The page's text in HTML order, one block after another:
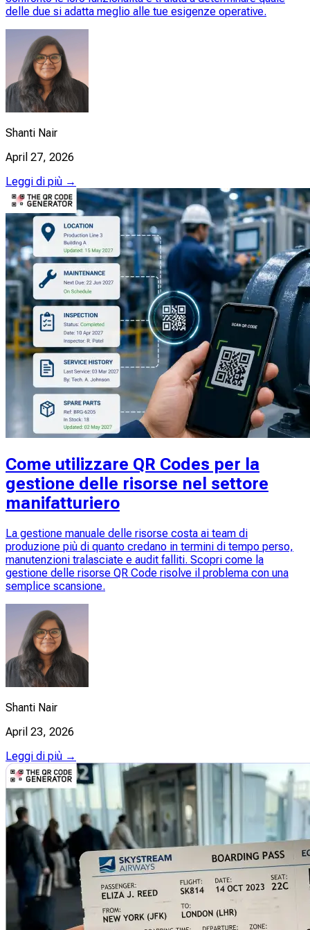
delle due si adatta meglio alle tue esigenze operative.
Shanti Nair
April 27, 2026
Leggi di più →
Come utilizzare QR Codes per la
gestione delle risorse nel settore
manifatturiero
La gestione manuale delle risorse costa ai team di
produzione più di quanto credano in termini di tempo perso,
manutenzioni tralasciate e audit falliti. Scopri come la
gestione delle risorse QR Code risolve il problema con una
semplice scansione.
Shanti Nair
April 23, 2026
Leggi di più →